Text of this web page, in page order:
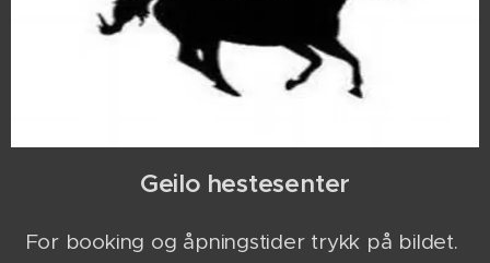
Geilo hestesenter
For booking og åpningstider trykk på bildet.